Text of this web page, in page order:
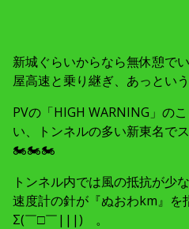
新城ぐらいからなら無休憩で
屋高速と乗り継ぎ、あっとい
PVの「HIGH WARNING」の
い、トンネルの多い新東名で
🏍🏍🏍
トンネル内では風の抵抗が少
速度計の針が『ぬおわkm』を
Σ(￣□￣|||) 。